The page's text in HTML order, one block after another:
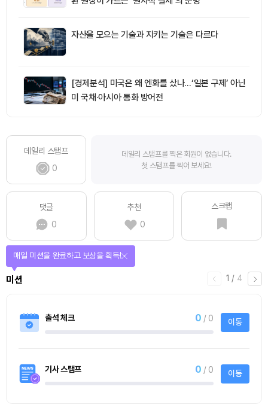
자산을 모으는 기술과 지키는 기술은 다르다
[경제분석] 미국은 왜 엔화를 샀나…‘일본 구제’ 아닌
미 국채·아시아 통화 방어전
데일리 스탬프
0
데일리 스탬프를 찍은 회원이 없습니다.
첫 스탬프를 찍어 보세요!
댓글
0
추천
0
스크랩
1 / 4
미션
매일 미션을 완료하고 보상을 획득!
출석 체크 0 / 0 이동
기사 스탬프 0 / 0 이동